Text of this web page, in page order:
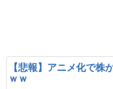
【悲報】アニメ化で株
ｗｗ